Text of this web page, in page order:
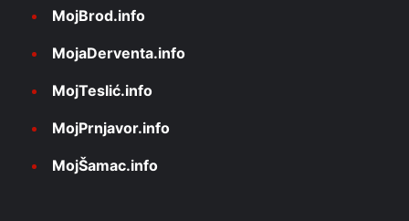
MojBrod.info
MojaDerventa.info
MojTeslić.info
MojPrnjavor.info
MojŠamac.info